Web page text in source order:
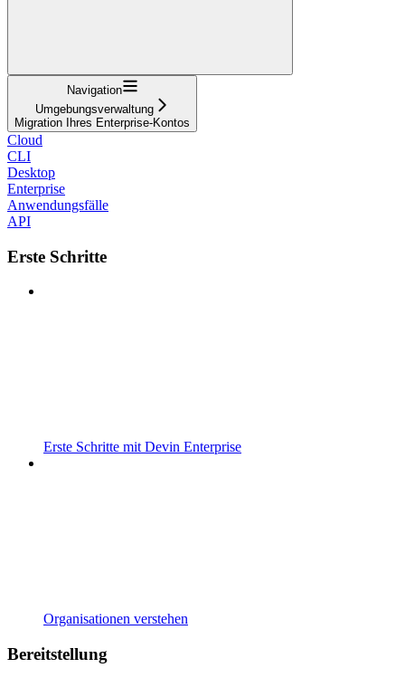
Navigation
Umgebungsverwaltung
Migration Ihres Enterprise-Kontos
Cloud
CLI
Desktop
Enterprise
Anwendungsfälle
API
Erste Schritte
Erste Schritte mit Devin Enterprise
Organisationen verstehen
Bereitstellung